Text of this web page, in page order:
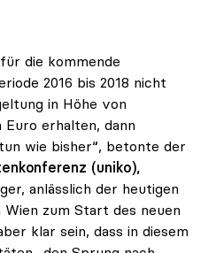
die kommende
2016 bis 2018 nicht
in Höhe von
Euro erhalten, dann
wie bisher“, betonte der
(uniko),
anlässlich der heutigen
zum Start des neuen
klar sein, dass in diesem